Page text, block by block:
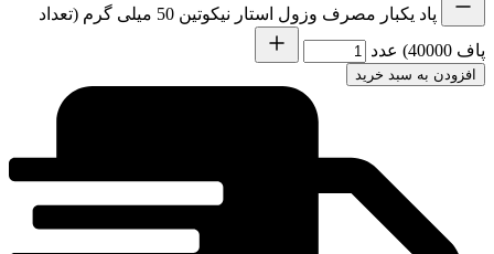
پاد یکبار مصرف وزول استار نیکوتین 50 میلی گرم (تعداد
پاف 40000) عدد
افزودن به سبد خرید